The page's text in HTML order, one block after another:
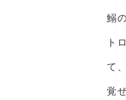
鰯
ト
て
覚